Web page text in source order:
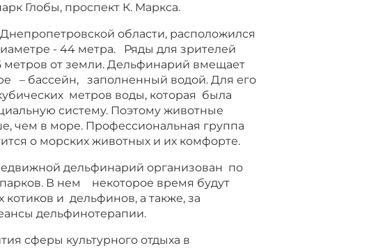
Глобы, проспект К. Маркса.
области, расположился
- 44 метра. Ряды для зрителей
от земли. Дельфинарий вмещает
– бассейн, заполненный водой. Для его
метров воды, которая была
систему. Поэтому животные
чем в море. Профессиональная группа
о морских животных и их комфорте.
дельфинарий организован по
В нем некоторое время будут
и дельфинов, а также, за
дельфинотерапии.
сферы культурного отдыха в